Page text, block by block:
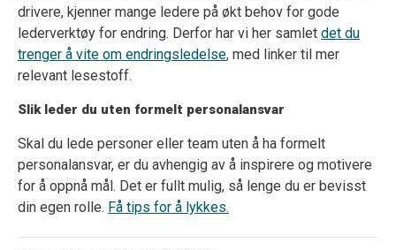
drivere, kjenner mange ledere på økt behov for gode
lederverktøy for endring. Derfor har vi her samlet det du
trenger å vite om endringsledelse, med linker til mer
relevant lesestoff.
Slik leder du uten formelt personalansvar
Skal du lede personer eller team uten å ha formelt
personalansvar, er du avhengig av å inspirere og motivere
for å oppnå mål. Det er fullt mulig, så lenge du er bevisst
din egen rolle. Få tips for å lykkes.